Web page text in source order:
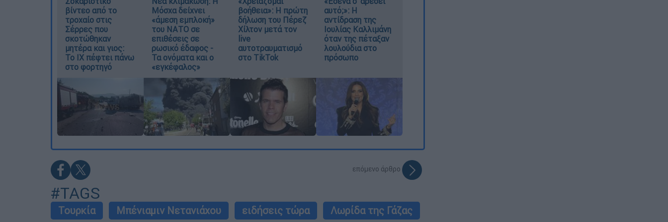
βίντεο από το
τροχαίο στις
Σέρρες που
σκοτώθηκαν
μητέρα και γιος:
Το ΙΧ πέφτει πάνω
στο φορτηγό
Μόσχα δείχνει
«άμεση εμπλοκή»
του ΝΑΤΟ σε
επιθέσεις σε
ρωσικό έδαφος -
Τα ονόματα και ο
«εγκέφαλος»
βοήθεια»: Η πρώτη
δήλωση του Πέρεζ
Χίλτον μετά τον
live
αυτοτραυματισμό
στο TikTok
αυτό;»: Η
αντίδραση της
Ιουλίας Καλλιμάνη
όταν της πέταξαν
λουλούδια στο
πρόσωπο
επόμενο άρθρο
#TAGS
Τουρκία Μπένιαμιν Νετανιάχου ειδήσεις τώρα Λωρίδα της Γάζας